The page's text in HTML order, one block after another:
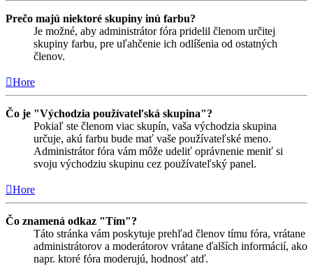
Prečo majú niektoré skupiny inú farbu?
Je možné, aby administrátor fóra pridelil členom určitej
skupiny farbu, pre uľahčenie ich odlíšenia od ostatných
členov.
Hore
Čo je "Východzia používateľská skupina"?
Pokiaľ ste členom viac skupín, vaša východzia skupina
určuje, akú farbu bude mať vaše používateľské meno.
Administrátor fóra vám môže udeliť oprávnenie meniť si
svoju východziu skupinu cez používateľský panel.
Hore
Čo znamená odkaz "Tím"?
Táto stránka vám poskytuje prehľad členov tímu fóra, vrátane
administrátorov a moderátorov vrátane ďalších informácií, ako
napr. ktoré fóra moderujú, hodnosť atď.